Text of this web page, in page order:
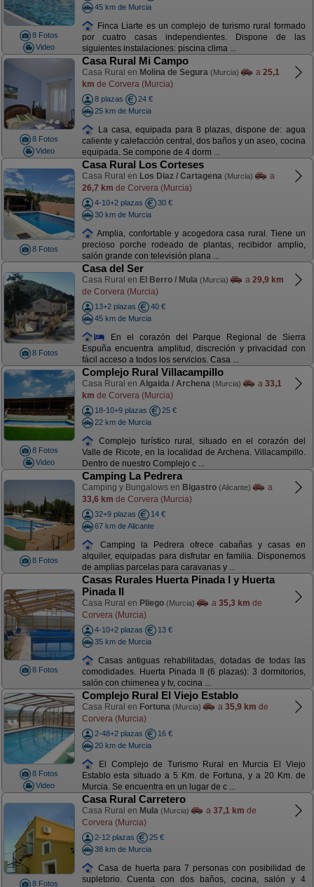
8 Fotos
Video
45 km de Murcia
Finca Liarte es un complejo de turismo rural formado
por cuatro casas independientes. Dispone de las
siguientes instalaciones: piscina clima ...
8 Fotos
Video
Casa Rural Mi Campo
Casa Rural en Molina de Segura (Murcia) a 25,1
km de Corvera (Murcia)
8 plazas
24 €
25 km de Murcia
La casa, equipada para 8 plazas, dispone de: agua
caliente y calefacción central, dos baños y un aseo, cocina
equipada. Se compone de 4 dorm ...
8 Fotos
Casa Rural Los Corteses
Casa Rural en Los Diaz / Cartagena (Murcia)
a
26,7 km de Corvera (Murcia)
4-10+2 plazas
30 €
30 km de Murcia
Amplia, confortable y acogedora casa rural. Tiene un
precioso porche rodeado de plantas, recibidor amplio,
salón grande con televisión plana ...
8 Fotos
Casa del Ser
Casa Rural en El Berro / Mula (Murcia) a 29,9 km
de Corvera (Murcia)
13+2 plazas
40 €
45 km de Murcia
En el corazón del Parque Regional de Sierra
Espuña encuentra amplitud, discreción y privacidad con
fácil acceso a todos los servicios. Casa ...
8 Fotos
Video
Complejo Rural Villacampillo
Casa Rural en Algaida / Archena (Murcia) a 33,1
km de Corvera (Murcia)
18-10+9 plazas
25 €
22 km de Murcia
Complejo turístico rural, situado en el corazón del
Valle de Ricote, en la localidad de Archena. Villacampillo.
Dentro de nuestro Complejo c ...
8 Fotos
Camping La Pedrera
Camping y Bungalows en Bigastro (Alicante)
a
33,6 km de Corvera (Murcia)
32+9 plazas
14 €
67 km de Alicante
Camping la Pedrera ofrece cabañas y casas en
alquiler, equipadas para disfrutar en familia. Disponemos
de amplias parcelas para caravanas y ...
8 Fotos
Casas Rurales Huerta Pinada I y Huerta
Pinada II
Casa Rural en Pliego (Murcia) a 35,3 km de
Corvera (Murcia)
4-10+2 plazas
13 €
35 km de Murcia
Casas antiguas rehabilitadas, dotadas de todas las
comodidades. Huerta Pinada II (6 plazas): 3 dormitorios,
salón con chimenea y tv, cocina ...
8 Fotos
Video
Complejo Rural El Viejo Establo
Casa Rural en Fortuna (Murcia) a 35,9 km de
Corvera (Murcia)
2-48+2 plazas
16 €
20 km de Murcia
El Complejo de Turismo Rural en Murcia El Viejo
Establo esta situado a 5 Km. de Fortuna, y a 20 Km. de
Murcia. Se encuentra en un lugar de c ...
8 Fotos
Casa Rural Carretero
Casa Rural en Mula (Murcia) a 37,1 km de
Corvera (Murcia)
2-12 plazas
25 €
38 km de Murcia
Casa de huerta para 7 personas con posibilidad de
supletorio. Cuenta con dos baños, cocina, salón y 4